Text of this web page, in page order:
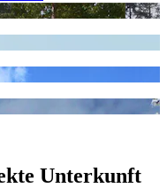
Unterkunft